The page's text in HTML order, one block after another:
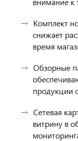
Комплект
снижает
время
Обзорные
продукции
Сетевая
витрину в